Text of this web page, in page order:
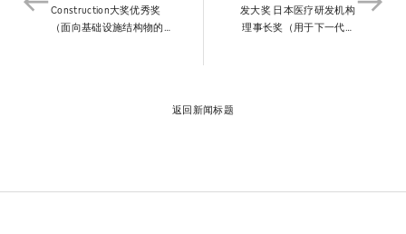
Construction大奖优秀奖
（面向基础设施结构物的
发大奖 日本医疗研发机构
理事长奖（用于下一代乳
返回新闻标题​